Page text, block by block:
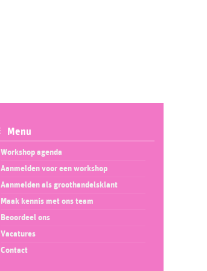
Menu
Workshop agenda
Aanmelden voor een workshop
Aanmelden als groothandelsklant
Maak kennis met ons team
Beoordeel ons
Vacatures
Contact